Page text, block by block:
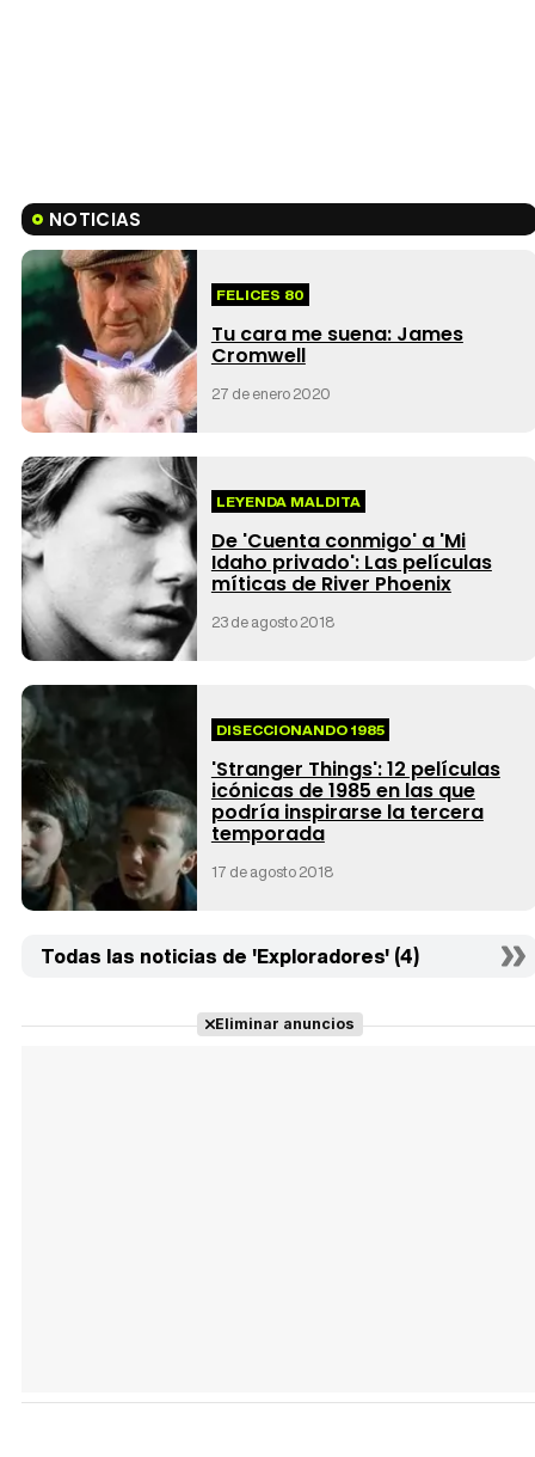
NOTICIAS
FELICES 80
Tu cara me suena: James
Cromwell
27 de enero 2020
LEYENDA MALDITA
De 'Cuenta conmigo' a 'Mi
Idaho privado': Las películas
míticas de River Phoenix
23 de agosto 2018
DISECCIONANDO 1985
'Stranger Things': 12 películas
icónicas de 1985 en las que
podría inspirarse la tercera
temporada
17 de agosto 2018
Todas las noticias de 'Exploradores' (4)
Eliminar anuncios